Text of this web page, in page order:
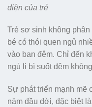
diện của trẻ
Trẻ sơ sinh không
bé có thói quen ngủ
vào ban đêm. Chỉ đến
ngủ li bì suốt đêm
Sự phát triển mạnh mẽ
năm đầu đời, đặc biệt